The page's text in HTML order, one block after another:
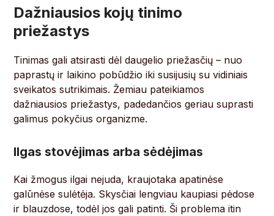
Dažniausios kojų tinimo
priežastys
Tinimas gali atsirasti dėl daugelio priežasčių – nuo
paprastų ir laikino pobūdžio iki susijusių su vidiniais
sveikatos sutrikimais. Žemiau pateikiamos
dažniausios priežastys, padedančios geriau suprasti
galimus pokyčius organizme.
Ilgas stovėjimas arba sėdėjimas
Kai žmogus ilgai nejuda, kraujotaka apatinėse
galūnėse sulėtėja. Skysčiai lengviau kaupiasi pėdose
ir blauzdose, todėl jos gali patinti. Ši problema itin